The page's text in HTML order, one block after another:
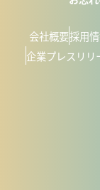
会社概要採用
企業プレスリリ